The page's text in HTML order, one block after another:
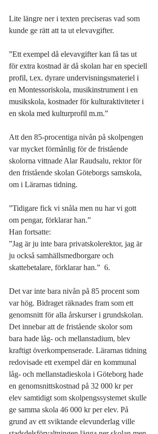
Lite längre ner i texten preciseras vad som
kunde ge rätt att ta ut elevavgifter.
”Ett exempel då elevavgifter kan få tas ut
för extra kostnad är då sko­lan har en speciell
profil, t.ex. dyrare undervisningsmateriel i
en Montessoriskola, musikinstrument i en
musikskola, kostnader för kulturak­tiviteter i
en skola med kulturprofil m.m.”
Att den 85-procentiga nivån på skolpengen
var mycket förmånlig för de fristående
skolorna vittnade Alar Raudsalu, rektor för
den fristående skolan Göteborgs samskola,
om i Lärarnas tidning.
”Tidigare fick vi snåla men nu har vi gott
om pengar, förklarar han.”
Han fortsatte:
”Jag är ju inte bara privatskolerektor, jag är
ju också samhällsmedborgare och
skattebetalare, förklarar han.”  6.
Det var inte bara nivån på 85 procent som
var hög. Bidraget räknades fram som ett
genomsnitt för alla årskurser i grundskolan.
Det innebar att de fristående skolor som
bara hade låg- och mellanstadium, blev
kraftigt överkompenserade. Lärarnas tidning
redovisade ett exempel där en kommunal
låg- och mellanstadieskola i Göteborg hade
en genomsnittskostnad på 32 000 kr per
elev samtidigt som skolpengssystemet skulle
ge samma skola 46 000 kr per elev. På
grund av ett sviktande elevunderlag ville